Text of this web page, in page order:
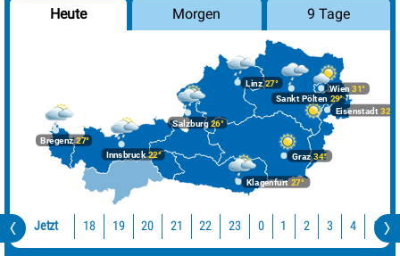
Heute Morgen 9 Tage
Bregenz27°
Graz34°
Innsbruck22°
Klagenfurt 27°
Linz27°
Salzburg26°
Wien 31°
Eisenstadt 32°
Sankt Pölten 29°
Jetzt 18 19 20 21 22 23 0 1 2 3 4 5